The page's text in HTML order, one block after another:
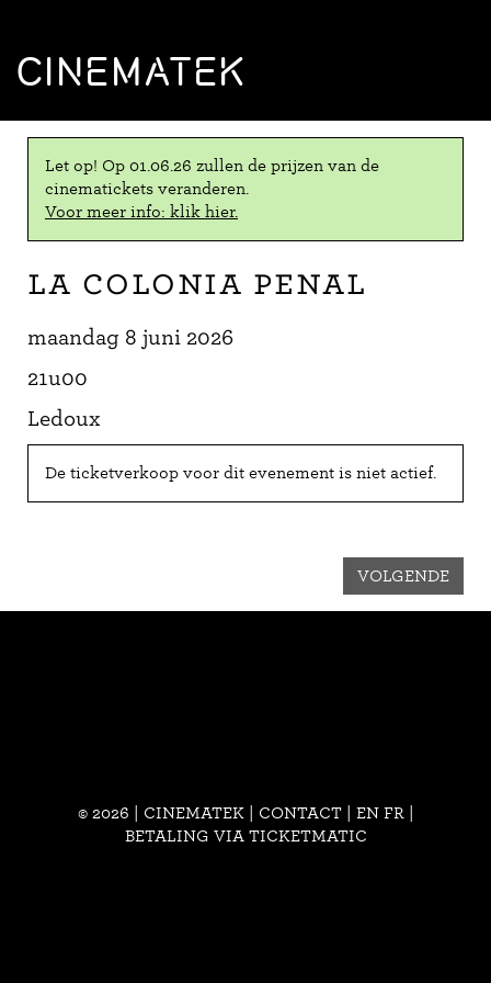
CINEMATEK
Let op! Op 01.06.26 zullen de prijzen van de
cinematickets veranderen.
Voor meer info: klik hier.
La colonia penal
maandag 8 juni 2026
21u00
Ledoux
De ticketverkoop voor dit evenement is niet actief.
VOLGENDE
© 2026 | CINEMATEK | CONTACT| EN FR
BETALING VIA TICKETMATIC